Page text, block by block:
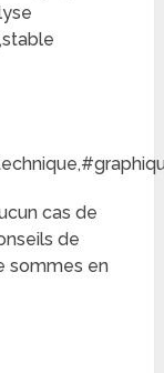
cas de
de
sommes en